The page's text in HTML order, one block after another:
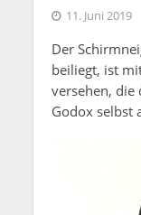
11. Juni 2019
Der
beiliegt, ist
versehen, die
Godox selbst